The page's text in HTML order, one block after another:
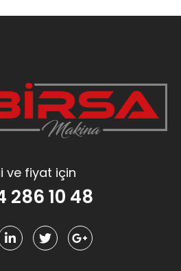
ve fiyat için
286 10 48